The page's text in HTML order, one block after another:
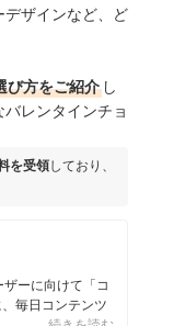
ザインなど、ど
び方をご紹介 し
レンタインチョ
を受領しており、
ーに向けて「コ
毎日コンテンツ